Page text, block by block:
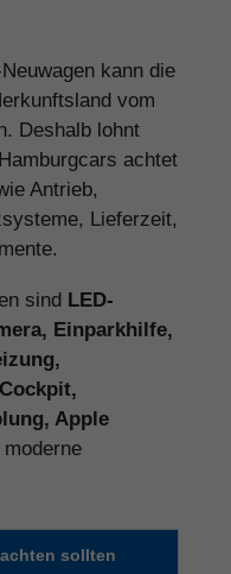
kann die
vom
Deshalb lohnt
achtet
Antrieb,
Lieferzeit,
sind LED-
Einparkhilfe,
Apple
moderne
sollten